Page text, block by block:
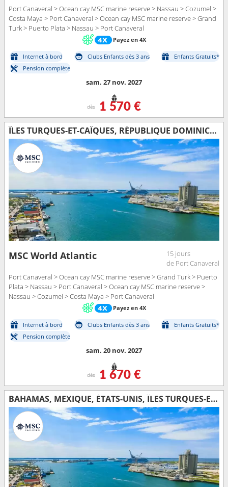
Port Canaveral > Ocean cay MSC marine reserve > Nassau > Cozumel >
Costa Maya > Port Canaveral > Ocean cay MSC marine reserve > Grand
Turk > Puerto Plata > Nassau > Port Canaveral
Payez en 4X
Internet à bord Clubs Enfants dès 3 ans
Enfants Gratuits*
Pension complète
sam. 27 nov. 2027
dès 1 570 €
ÎLES TURQUES-ET-CAÏQUES, RÉPUBLIQUE DOMINICAINE, ÉTATS-UNIS, BAHAMAS, MEXIQUE
MSC World Atlantic
15 jours
de Port Canaveral
Port Canaveral > Ocean cay MSC marine reserve > Grand Turk > Puerto
Plata > Nassau > Port Canaveral > Ocean cay MSC marine reserve >
Nassau > Cozumel > Costa Maya > Port Canaveral
Payez en 4X
Internet à bord Clubs Enfants dès 3 ans
Enfants Gratuits*
Pension complète
sam. 20 nov. 2027
dès 1 670 €
BAHAMAS, MEXIQUE, ÉTATS-UNIS, ÎLES TURQUES-ET-CAÏQUES, RÉPUBLIQUE DOMINICAINE